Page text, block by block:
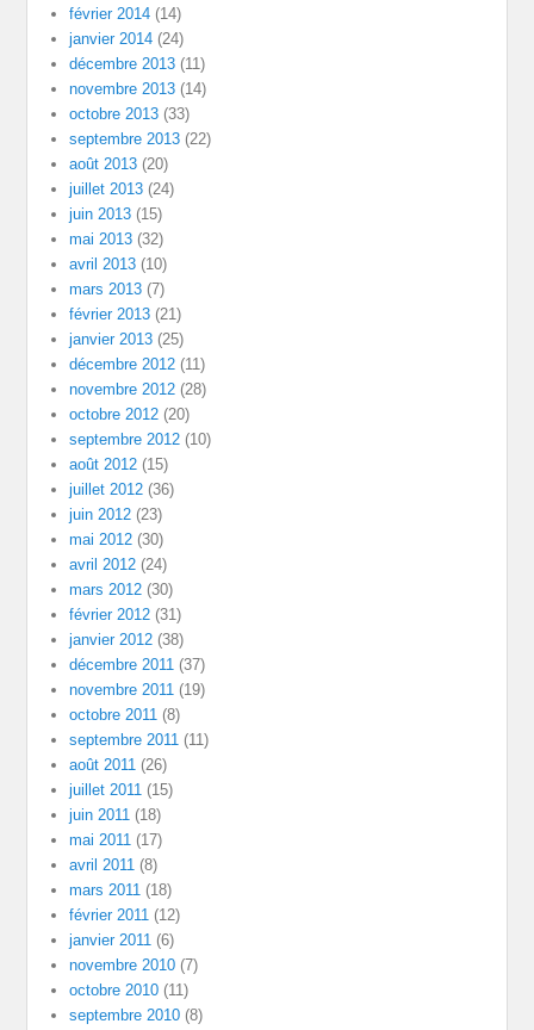
février 2014 (14)
janvier 2014 (24)
décembre 2013 (11)
novembre 2013 (14)
octobre 2013 (33)
septembre 2013 (22)
août 2013 (20)
juillet 2013 (24)
juin 2013 (15)
mai 2013 (32)
avril 2013 (10)
mars 2013 (7)
février 2013 (21)
janvier 2013 (25)
décembre 2012 (11)
novembre 2012 (28)
octobre 2012 (20)
septembre 2012 (10)
août 2012 (15)
juillet 2012 (36)
juin 2012 (23)
mai 2012 (30)
avril 2012 (24)
mars 2012 (30)
février 2012 (31)
janvier 2012 (38)
décembre 2011 (37)
novembre 2011 (19)
octobre 2011 (8)
septembre 2011 (11)
août 2011 (26)
juillet 2011 (15)
juin 2011 (18)
mai 2011 (17)
avril 2011 (8)
mars 2011 (18)
février 2011 (12)
janvier 2011 (6)
novembre 2010 (7)
octobre 2010 (11)
septembre 2010 (8)